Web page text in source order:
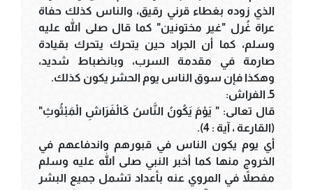
الذي زوده بغطاء قرني رقيق، والناس كذلك حفاة
عراة غُرل "غير مختونين" كما قال صلى الله عليه
وسلم، كما أن الجراد حين يتحرك يتحرك بقيادة
صارمة في مقدمة السرب، وبانضباط شديد،
وهكذا فإن سوق الناس يوم الحشر يكون كذلك.
5ـ الفراش:
قال تعالى: " يَوْمَ يَكُونُ النَّاسُ كَالْفَرَاشِ الْمَبْثُوثِ"
(القارعة ، آية : 4).
أي يوم يكون الناس في قبورهم واندفاعهم في
الخروج منها كما أخبر النبي صلى الله عليه وسلم
مفصلاً في المروي عنه بأعداد تشمل جميع البشر